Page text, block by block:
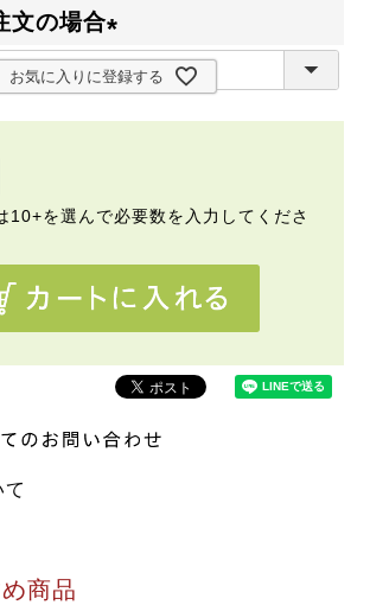
必
)
文の場合
(
お気に入りに登録する
商品